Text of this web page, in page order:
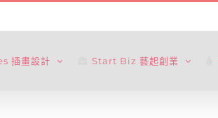
插畫設計 Start Biz 藝起創業